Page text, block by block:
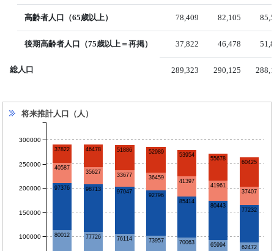
高齢者人口（65歳以上） 78,409 82,105
後期高齢者人口（75歳以上＝再掲） 37,822 46,478
総人口 289,323 290,125
将来推計人口（人）
80012 77726 76114 73957 70063 65994 62472
97376 98713 97047
92796
85414
80443
77232
40587
35627
33677 36459
41397
41961
37407
37822 46478 51886 52989 53954
55678
60425
100000
150000
200000
250000
300000